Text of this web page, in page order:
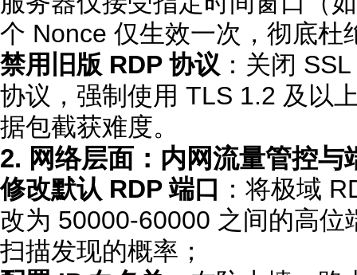
个 Nonce 仅生效一次，彻底杜
禁用旧版 RDP 协议 ：关闭
协议，强制使用 TLS 1.2 及以
据包截获难度。
2. 网络层面：内网流量管控与
修改默认 RDP 端口 ：将极域
改为 50000-60000 之间的高位
扫描发现的概率；